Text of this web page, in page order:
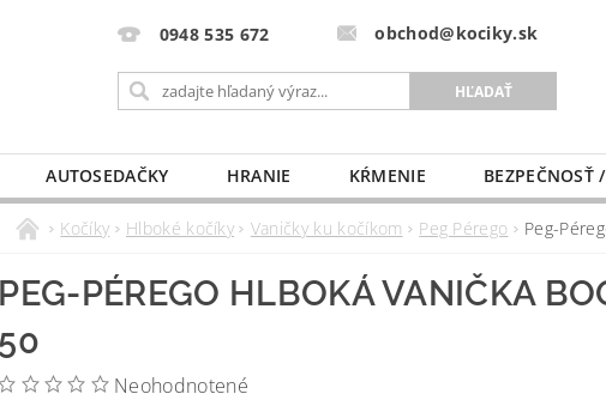
0948 535 672 obchod@kociky.sk
AUTOSEDAČKY HRANIE KŔMENIE
BEZPEČNOSŤ
DO PÔRODNICE MLIEKO A VÝŽIVA PRE MAMIČKU
Kočíky Hlboké kočíky Vaničky ku kočíkom Peg Pérego Peg-
PEG-PÉREGO HLBOKÁ VANIČKA
50
Neohodnotené